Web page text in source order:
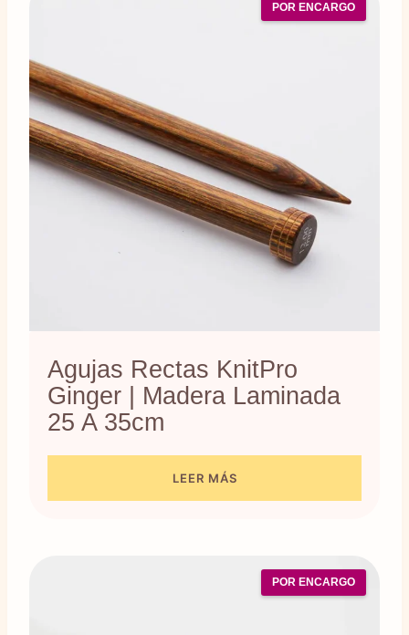
POR ENCARGO
Agujas Rectas KnitPro
Ginger | Madera Laminada
25 A 35cm
LEER MÁS
POR ENCARGO